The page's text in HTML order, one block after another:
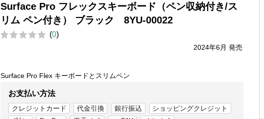
Surface Pro フレックスキーボード（ペン収納付き/ス
リム ペン付き） ブラック 8YU-00022
(0)
2024年6月 発売
Surface Pro Flex キーボードとスリムペン
お支払い方法
クレジットカード 代金引換 銀行振込
ショッピングクレジット